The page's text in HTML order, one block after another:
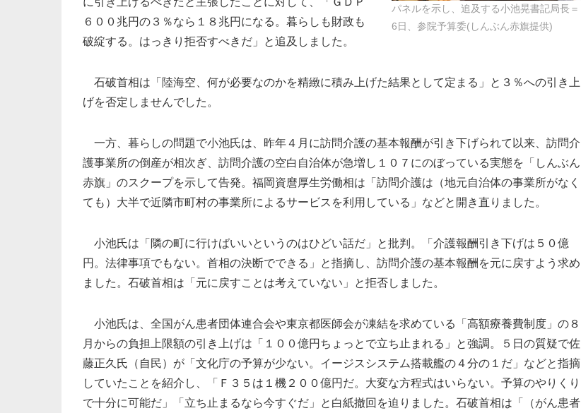
パネルを示し、追及する小池晃書記局長＝
6日、参院予算委(しんぶん赤旗提供)
６００兆円の３％なら１８兆円になる。暮らしも財政も
破綻する。はっきり拒否すべきだ」と追及しました。
石破首相は「陸海空、何が必要なのかを精緻に積み上げた結果として定まる」と３％への引き上
げを否定しませんでした。
一方、暮らしの問題で小池氏は、昨年４月に訪問介護の基本報酬が引き下げられて以来、訪問介
護事業所の倒産が相次ぎ、訪問介護の空白自治体が急増し１０７にのぼっている実態を「しんぶん
赤旗」のスクープを示して告発。福岡資麿厚生労働相は「訪問介護は（地元自治体の事業所がなく
ても）大半で近隣市町村の事業所によるサービスを利用している」などと開き直りました。
小池氏は「隣の町に行けばいいというのはひどい話だ」と批判。「介護報酬引き下げは５０億
円。法律事項でもない。首相の決断でできる」と指摘し、訪問介護の基本報酬を元に戻すよう求め
ました。石破首相は「元に戻すことは考えていない」と拒否しました。
小池氏は、全国がん患者団体連合会や東京都医師会が凍結を求めている「高額療養費制度」の８
月からの負担上限額の引き上げは「１００億円ちょっとで立ち止まれる」と強調。５日の質疑で佐
藤正久氏（自民）が「文化庁の予算が少ない。イージスシステム搭載艦の４分の１だ」などと指摘
していたことを紹介し、「Ｆ３５は１機２００億円だ。大変な方程式はいらない。予算のやりくり
で十分に可能だ」「立ち止まるなら今すぐだ」と白紙撤回を迫りました。石破首相は「（がん患者